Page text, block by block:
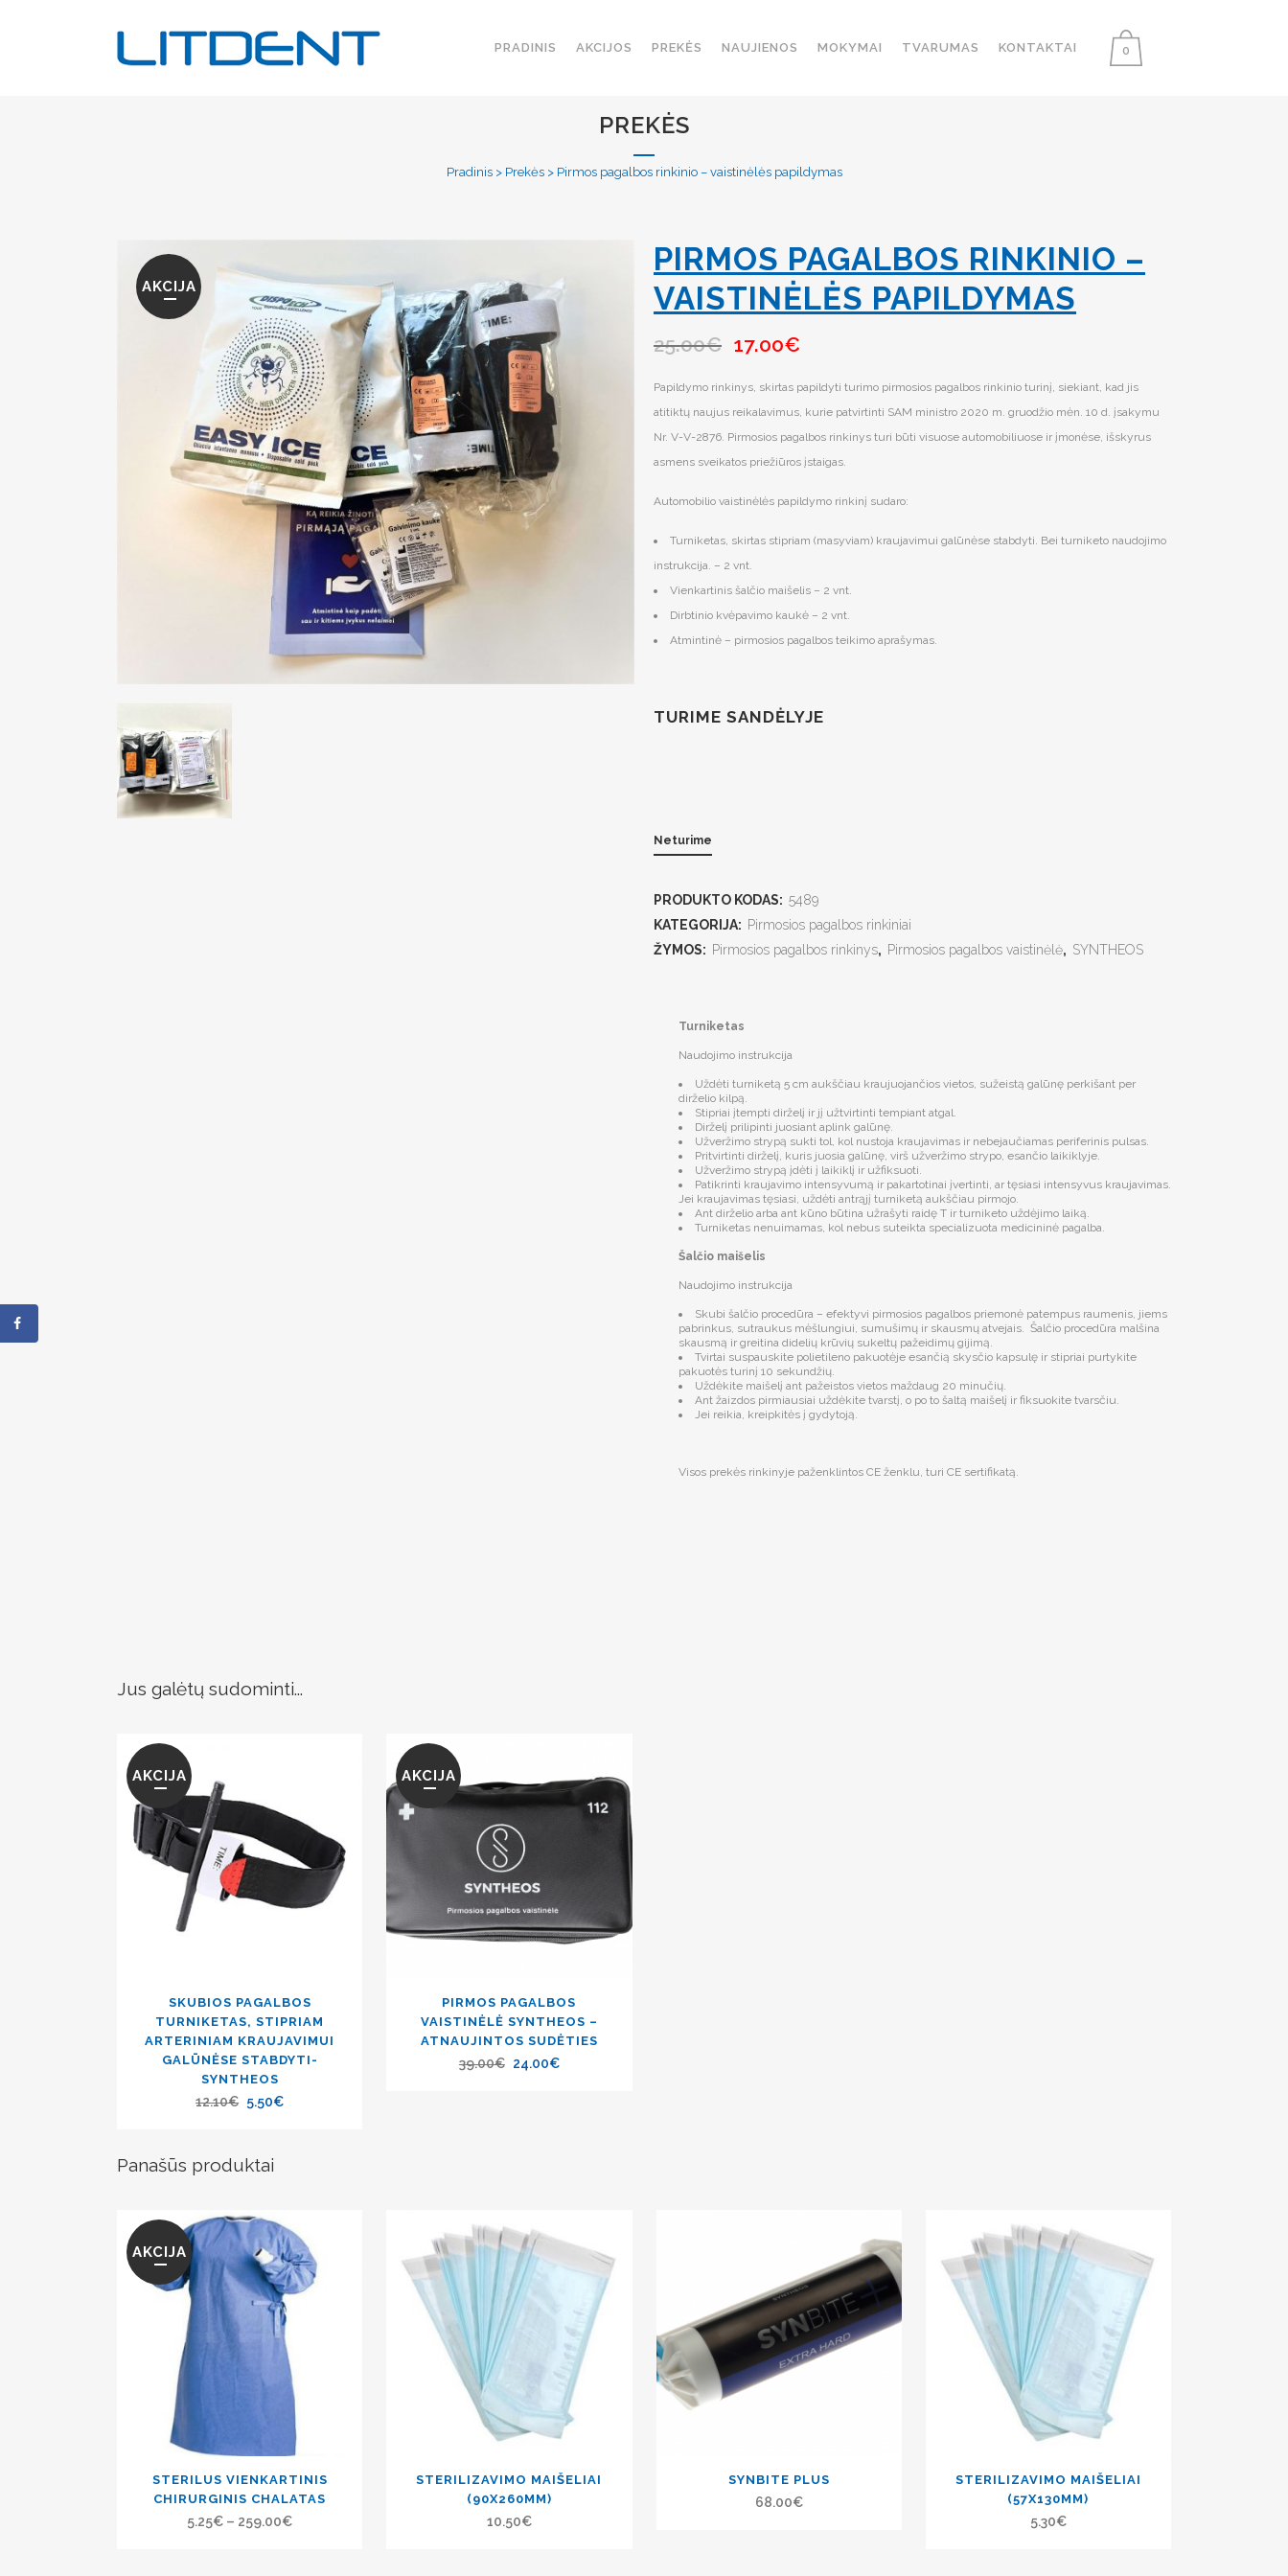
0
PRADINIS AKCIJOS PREKĖS NAUJIENOS MOKYMAI TVARUMAS KONTAKTAI
PREKĖS
Pradinis> Prekės> Pirmos pagalbos rinkinio – vaistinėlės papildymas
AKCIJA
PIRMOS PAGALBOS RINKINIO –
VAISTINĖLĖS PAPILDYMAS
25.00€ 17.00€
Papildymo rinkinys, skirtas papildyti turimo pirmosios pagalbos rinkinio turinį, siekiant, kad jis
atitiktų naujus reikalavimus, kurie patvirtinti SAM ministro 2020 m. gruodžio mėn. 10 d. įsakymu
Nr. V-V-2876. Pirmosios pagalbos rinkinys turi būti visuose automobiliuose ir įmonėse, išskyrus
asmens sveikatos priežiūros įstaigas.
Automobilio vaistinėlės papildymo rinkinį sudaro:
Turniketas, skirtas stipriam (masyviam) kraujavimui galūnėse stabdyti. Bei turniketo naudojimo
instrukcija. – 2 vnt.
Vienkartinis šalčio maišelis – 2 vnt.
Dirbtinio kvėpavimo kaukė – 2 vnt.
Atmintinė – pirmosios pagalbos teikimo aprašymas.
TURIME SANDĖLYJE
Neturime
PRODUKTO KODAS: 5489
KATEGORIJA: Pirmosios pagalbos rinkiniai
ŽYMOS: Pirmosios pagalbos rinkinys, Pirmosios pagalbos vaistinėlė, SYNTHEOS
Turniketas
Naudojimo instrukcija
Uždėti turniketą 5 cm aukščiau kraujuojančios vietos, sužeistą galūnę perkišant per
dirželio kilpą.
Stipriai įtempti dirželį ir jį užtvirtinti tempiant atgal.
Dirželį prilipinti juosiant aplink galūnę.
Užveržimo strypą sukti tol, kol nustoja kraujavimas ir nebejaučiamas periferinis pulsas.
Pritvirtinti dirželį, kuris juosia galūnę, virš užveržimo strypo, esančio laikiklyje.
Užveržimo strypą įdėti į laikiklį ir užfiksuoti.
Patikrinti kraujavimo intensyvumą ir pakartotinai įvertinti, ar tęsiasi intensyvus kraujavimas.
Jei kraujavimas tęsiasi, uždėti antrąjį turniketą aukščiau pirmojo.
Ant dirželio arba ant kūno būtina užrašyti raidę T ir turniketo uždėjimo laiką.
Turniketas nenuimamas, kol nebus suteikta specializuota medicininė pagalba.
Šalčio maišelis
Naudojimo instrukcija
Skubi šalčio procedūra – efektyvi pirmosios pagalbos priemonė patempus raumenis, jiems
pabrinkus, sutraukus mėšlungiui, sumušimų ir skausmų atvejais. Šalčio procedūra malšina
skausmą ir greitina didelių krūvių sukeltų pažeidimų gijimą.
Tvirtai suspauskite polietileno pakuotėje esančią skysčio kapsulę ir stipriai purtykite
pakuotės turinį 10 sekundžių.
Uždėkite maišelį ant pažeistos vietos maždaug 20 minučių.
Ant žaizdos pirmiausiai uždėkite tvarstį, o po to šaltą maišelį ir fiksuokite tvarsčiu.
Jei reikia, kreipkitės į gydytoją.
Visos prekės rinkinyje paženklintos CE ženklu, turi CE sertifikatą.
Jus galėtų sudominti...
AKCIJA
SKUBIOS PAGALBOS
TURNIKETAS, STIPRIAM
ARTERINIAM KRAUJAVIMUI
GALŪNĖSE STABDYTI-
SYNTHEOS
12.10€ 5.50€
AKCIJA
PIRMOS PAGALBOS
VAISTINĖLĖ SYNTHEOS –
ATNAUJINTOS SUDĖTIES
39.00€ 24.00€
Panašūs produktai
AKCIJA
STERILUS VIENKARTINIS
CHIRURGINIS CHALATAS
5.25€ – 259.00€
STERILIZAVIMO MAIŠELIAI
(90X260MM)
10.50€
SYNBITE PLUS
68.00€
STERILIZAVIMO MAIŠELIAI
(57X130MM)
5.30€